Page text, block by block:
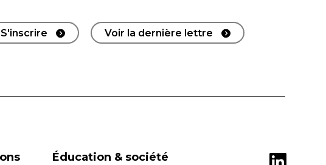
S'inscrire Voir la dernière lettre
Éducation & société